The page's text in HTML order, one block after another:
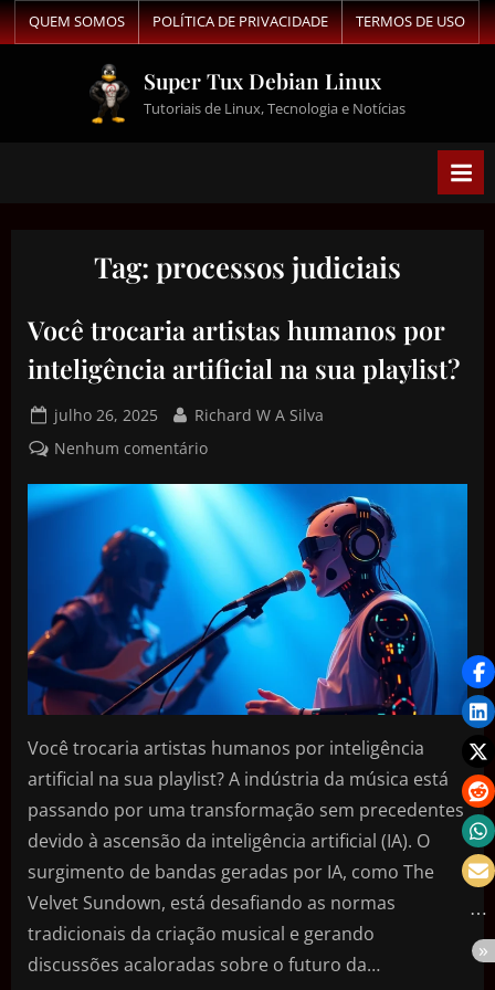
QUEM SOMOS POLÍTICA DE PRIVACIDADE TERMOS DE USO
Super Tux Debian Linux
Tutoriais de Linux, Tecnologia e Notícias
Tag: processos judiciais
Você trocaria artistas humanos por
inteligência artificial na sua playlist?
julho 26, 2025
Richard W A Silva
Nenhum comentário
Você trocaria artistas humanos por inteligência
artificial na sua playlist? A indústria da música está
passando por uma transformação sem precedentes
devido à ascensão da inteligência artificial (IA). O
surgimento de bandas geradas por IA, como The
Velvet Sundown, está desafiando as normas
tradicionais da criação musical e gerando
discussões acaloradas sobre o futuro da…